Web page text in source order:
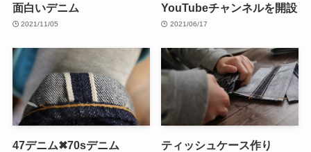
面白いデニム
2021/11/05
YouTubeチャンネルを開設
2021/06/17
47デニム✖70sデニム ティッシュケース作り